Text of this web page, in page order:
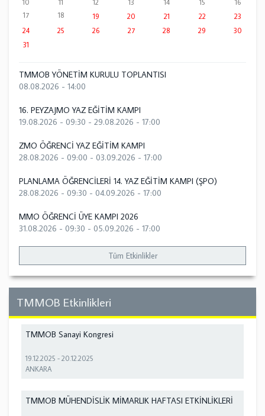
10
11 12 13 14 15
16
17
18 19 20 21 22
23
24
25 26 27 28 29
30
31
TMMOB YÖNETİM KURULU TOPLANTISI
08.08.2026 - 14:00
16. PEYZAJMO YAZ EĞİTİM KAMPI
19.08.2026 - 09:30 - 29.08.2026 - 17:00
ZMO ÖĞRENCİ YAZ EĞİTİM KAMPI
28.08.2026 - 09:00 - 03.09.2026 - 17:00
PLANLAMA ÖĞRENCİLERİ 14. YAZ EĞİTİM KAMPI (ŞPO)
28.08.2026 - 09:30 - 04.09.2026 - 17:00
MMO ÖĞRENCİ ÜYE KAMPI 2026
31.08.2026 - 09:30 - 05.09.2026 - 17:00
Tüm Etkinlikler
TMMOB Etkinlikleri
TMMOB Sanayi Kongresi
19.12.2025 -20.12.2025
ANKARA
TMMOB MÜHENDİSLİK MİMARLIK HAFTASI ETKİNLİKLERİ